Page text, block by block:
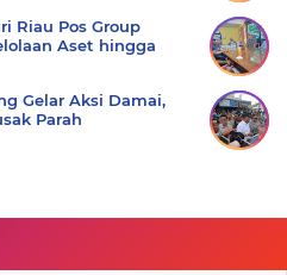
Riau Pos Group
Aset hingga
Gelar Aksi Damai,
Parah